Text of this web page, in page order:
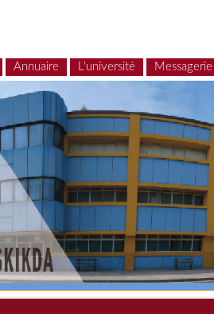
Annuaire L'université Messagerie